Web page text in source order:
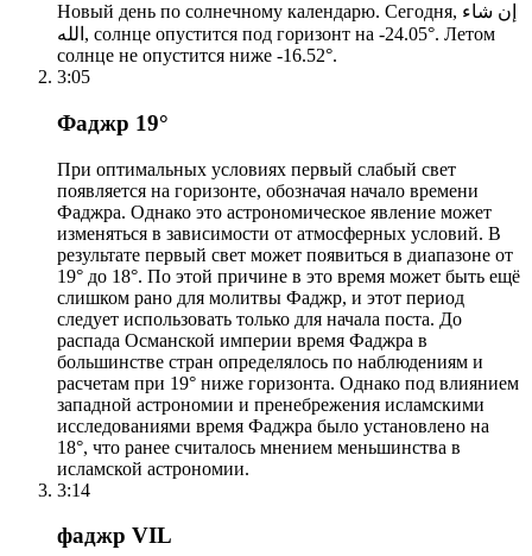
Новый день по солнечному календарю. Сегодня, إن شاء
الله, солнце опустится под горизонт на -24.05°. Летом
солнце не опустится ниже -16.52°.
3:05
Фаджр 19°
При оптимальных условиях первый слабый свет
появляется на горизонте, обозначая начало времени
Фаджра. Однако это астрономическое явление может
изменяться в зависимости от атмосферных условий. В
результате первый свет может появиться в диапазоне от
19° до 18°. По этой причине в это время может быть ещё
слишком рано для молитвы Фаджр, и этот период
следует использовать только для начала поста. До
распада Османской империи время Фаджра в
большинстве стран определялось по наблюдениям и
расчетам при 19° ниже горизонта. Однако под влиянием
западной астрономии и пренебрежения исламскими
исследованиями время Фаджра было установлено на
18°, что ранее считалось мнением меньшинства в
исламской астрономии.
3:14
фаджр VIL